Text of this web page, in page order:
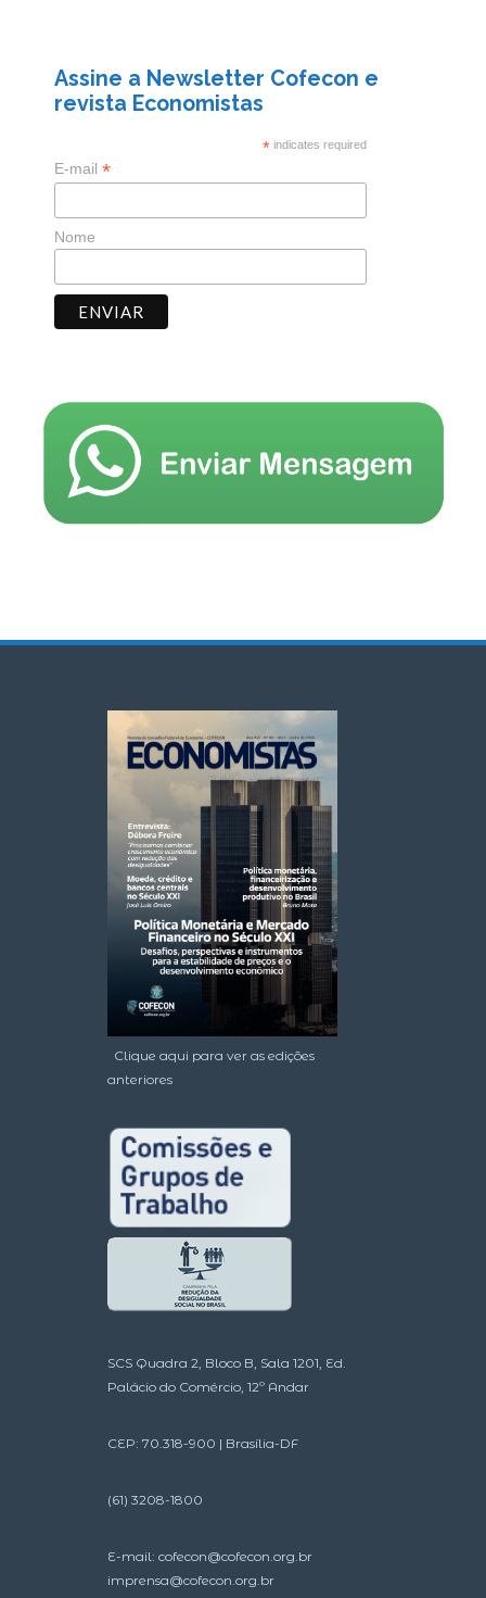
Assine a Newsletter Cofecon e
revista Economistas
* indicates required
E-mail *
Nome
Clique aqui para ver as edições
anteriores
SCS Quadra 2, Bloco B, Sala 1201, Ed.
Palácio do Comércio, 12º Andar
CEP: 70.318-900 | Brasília-DF
(61) 3208-1800
E-mail: cofecon@cofecon.org.br
imprensa@cofecon.org.br